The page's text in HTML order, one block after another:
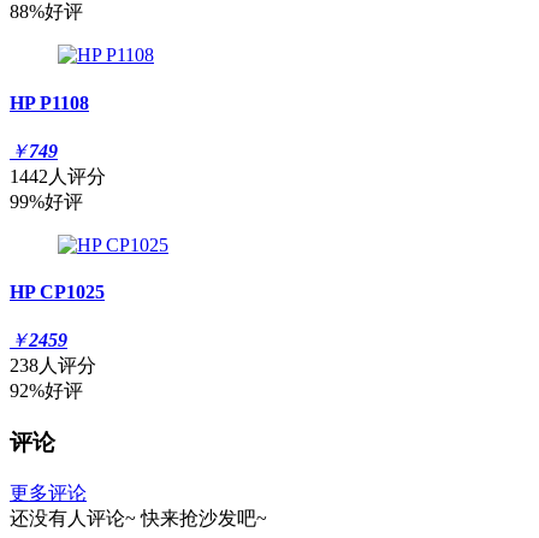
88%好评
HP P1108
￥749
1442人评分
99%好评
HP CP1025
￥2459
238人评分
92%好评
评论
更多评论
还没有人评论~ 快来抢沙发吧~